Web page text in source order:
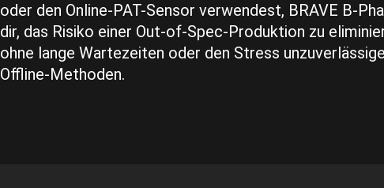
oder den Online-PAT-Sensor verwendest, BRAVE B-
dir, das Risiko einer Out-of-Spec-Produktion zu
ohne lange Wartezeiten oder den Stress
Offline-Methoden.